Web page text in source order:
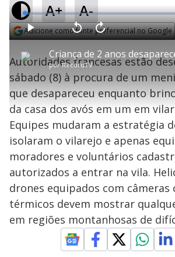
A+ A-
Adicione como fonte preferencial no Google
P
l
a
y
V
i
porRecordTV
P V
t
a
r
0
e
g
n
d
s
A
a
n
ç
a
1
s
e
u
n
o
s
M
u
d
o
L
o
a
d
e
:
1
.
6
2
%
Autoridades francesas estão
sábado (8) à procura de um
que desapareceu enquanto
da casa dos avós em um em
Equipes mudaram a estratégia
isolaram o vilarejo e apenas
moradores e voluntários
autorizados a entrar na vila.
drones equipados com câmeras
térmicos devem mostrar
em regiões montanhosas de